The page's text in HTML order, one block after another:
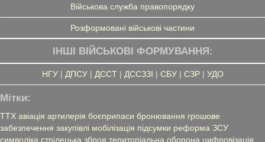
Військова служба правопорядку
Розформовані військові частини
ІНШІ ВІЙСЬКОВІ ФОРМУВАННЯ:
НГУ| ДПСУ| ДССТ| ДССЗЗІ | СБУ| СЗР| УДО
Мітки:
ТТХ авіація артилерія боєприпаси бронювання грошове
забезпечення закупівлі мобілізація підсумки реформа ЗСУ
символіка стрілецька зброя територіальна оборона цифровізація